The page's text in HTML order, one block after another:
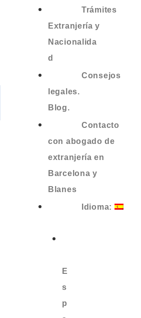
Trámites
Extranjería y
Nacionalida
d
Consejos
legales.
Blog.
Contacto
con abogado de
extranjería en
Barcelona y
Blanes
Idioma:
E
s
p